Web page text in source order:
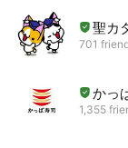
聖カ
701
かっ
1,355